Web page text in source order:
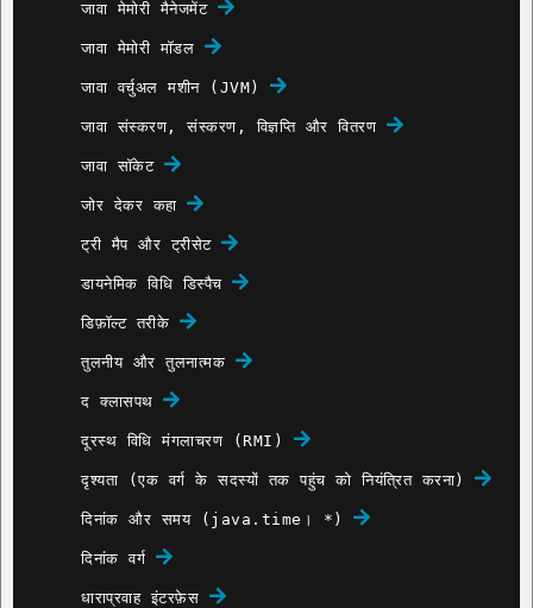
जावा मेमोरी मैनेजमेंट
जावा मेमोरी मॉडल
जावा वर्चुअल मशीन (JVM)
जावा संस्करण, संस्करण, विज्ञप्ति और वितरण
जावा सॉकेट
जोर देकर कहा
ट्री मैप और ट्रीसेट
डायनेमिक विधि डिस्पैच
डिफ़ॉल्ट तरीके
तुलनीय और तुलनात्मक
द क्लासपथ
दूरस्थ विधि मंगलाचरण (RMI)
दृश्यता (एक वर्ग के सदस्यों तक पहुंच को नियंत्रित करना)
दिनांक और समय (java.time। *)
दिनांक वर्ग
धाराप्रवाह इंटरफ़ेस